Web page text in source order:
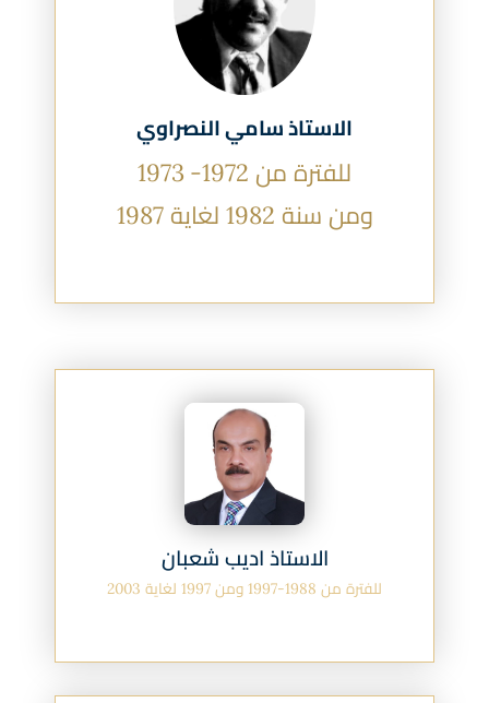
الاستاذ سامي النصراوي
للفترة من 1972- 1973
ومن سنة 1982 لغاية 1987
الاستاذ اديب شعبان
للفترة من 1988-1997 ومن 1997 لغاية 2003